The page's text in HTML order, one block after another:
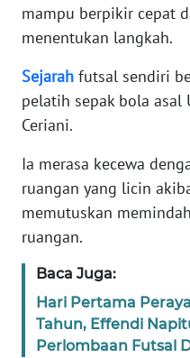
mampu berpikir cepat
menentukan langkah.
Sejarah futsal sendiri
pelatih sepak bola asal
Ceriani.
Ia merasa kecewa
ruangan yang licin
memutuskan
ruangan.
Baca Juga:
Hari Pertama
Tahun, Effendi
Perlombaan Futsal
SIBER
REDAKSI
KARIR
DISCLAIMER
Wahana
News
Regional
WN
SUMUT